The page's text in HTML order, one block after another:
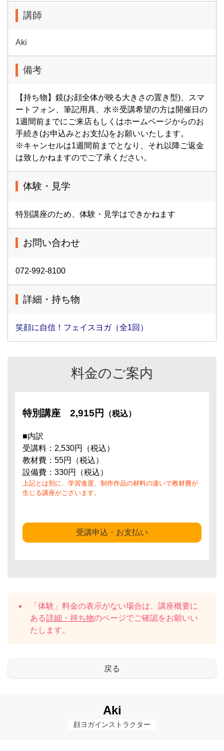
講師
Aki
備考
【持ち物】鏡(お顔全体が映る大きさの置き型)、スマ
ートフォン、筆記用具、水※受講希望の方は開催日の
1週間前までにご来店もしくはホームページからのお
手続き(お申込みとお支払)をお願いいたします。
※キャンセルは1週間前までとなり、それ以降ご返金
は致しかねますのでご了承ください。
体験・見学
特別講座のため、体験・見学はできかねます
お問い合わせ
072-992-8100
詳細・持ち物
笑顔に自信！フェイスヨガ（全1回）
料金のご案内
特別講座 2,915円 （税込）
■内訳
受講料：2,530円（税込）
教材費：55円（税込）
設備費：330円（税込）
上記とは別に、学習進度、制作作品の材料の違いで教材費が
生じる講座がございます。
受講申込・お支払い
「体験」料金の表示がない場合は、講座概要に
ある詳細・持ち物のページでご確認をお願いい
たします。
Aki
顔ヨガインストラクター